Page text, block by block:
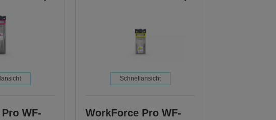
WF-
Schnellansicht
WorkForce Pro WF-